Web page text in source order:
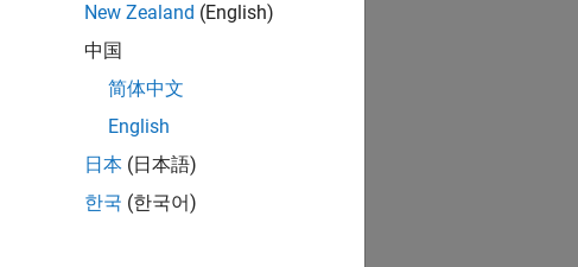
New Zealand (English)
中国
简体中文
English
日本 (日本語)
한국 (한국어)